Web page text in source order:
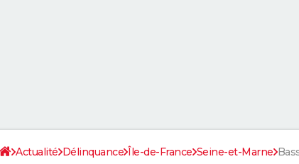
Actualité Délinquance Île-de-France Seine-et-Marne